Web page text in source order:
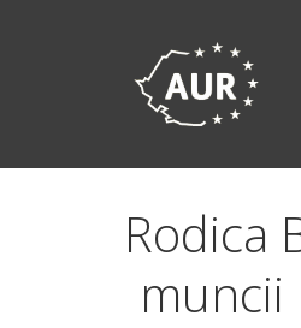
Rodica